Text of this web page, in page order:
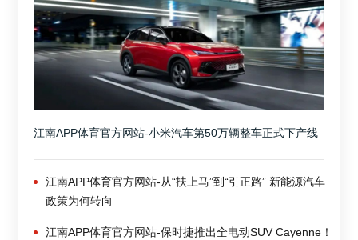
江南APP体育官方网站-小米汽车第50万辆整车正式下产线
江南APP体育官方网站-从“扶上马”到“引正路” 新能源汽车
政策为何转向
江南APP体育官方网站-保时捷推出全电动SUV Cayenne！